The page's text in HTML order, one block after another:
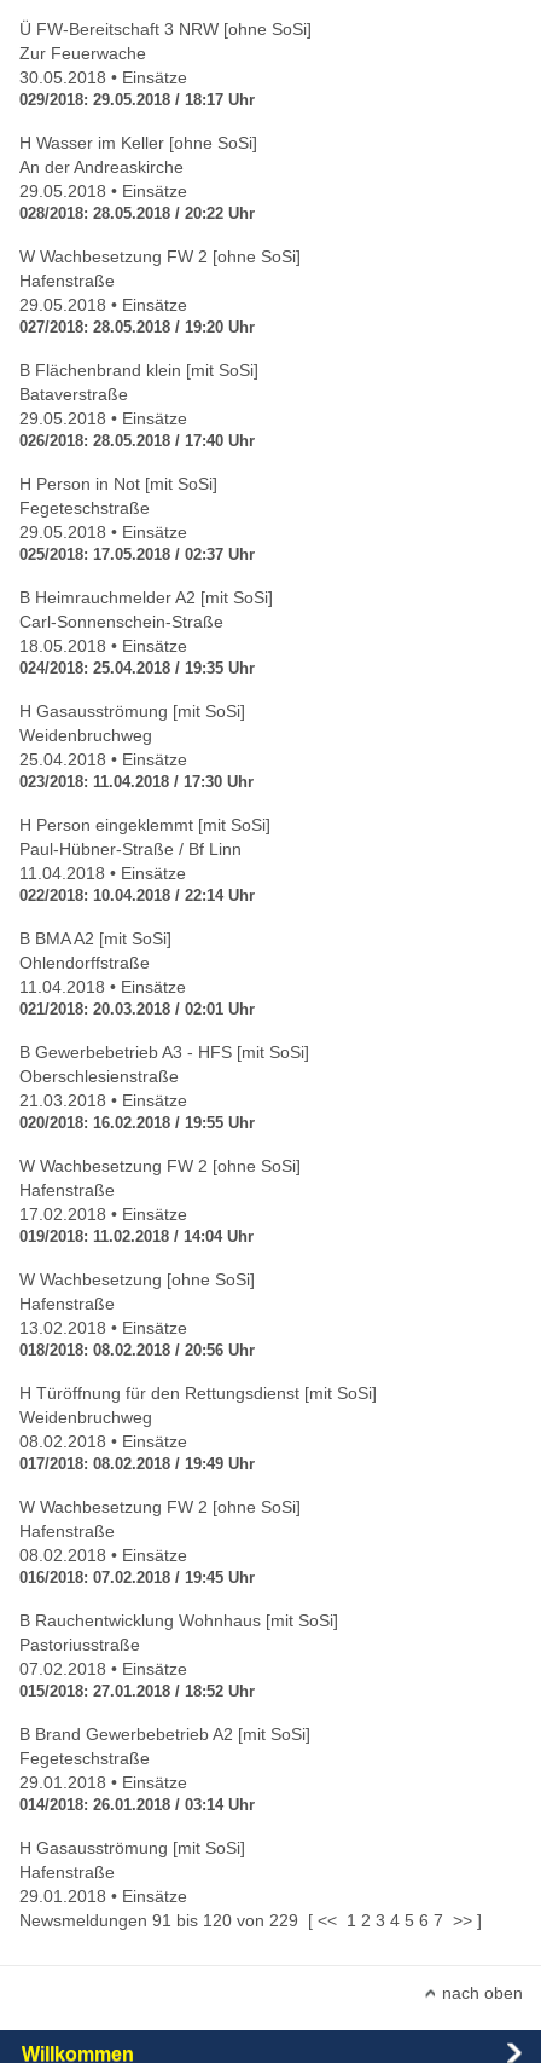
Ü FW-Bereitschaft 3 NRW [ohne SoSi]
Zur Feuerwache
30.05.2018 • Einsätze
029/2018: 29.05.2018 / 18:17 Uhr
H Wasser im Keller [ohne SoSi]
An der Andreaskirche
29.05.2018 • Einsätze
028/2018: 28.05.2018 / 20:22 Uhr
W Wachbesetzung FW 2 [ohne SoSi]
Hafenstraße
29.05.2018 • Einsätze
027/2018: 28.05.2018 / 19:20 Uhr
B Flächenbrand klein [mit SoSi]
Bataverstraße
29.05.2018 • Einsätze
026/2018: 28.05.2018 / 17:40 Uhr
H Person in Not [mit SoSi]
Fegeteschstraße
29.05.2018 • Einsätze
025/2018: 17.05.2018 / 02:37 Uhr
B Heimrauchmelder A2 [mit SoSi]
Carl-Sonnenschein-Straße
18.05.2018 • Einsätze
024/2018: 25.04.2018 / 19:35 Uhr
H Gasausströmung [mit SoSi]
Weidenbruchweg
25.04.2018 • Einsätze
023/2018: 11.04.2018 / 17:30 Uhr
H Person eingeklemmt [mit SoSi]
Paul-Hübner-Straße / Bf Linn
11.04.2018 • Einsätze
022/2018: 10.04.2018 / 22:14 Uhr
B BMA A2 [mit SoSi]
Ohlendorffstraße
11.04.2018 • Einsätze
021/2018: 20.03.2018 / 02:01 Uhr
B Gewerbebetrieb A3 - HFS [mit SoSi]
Oberschlesienstraße
21.03.2018 • Einsätze
020/2018: 16.02.2018 / 19:55 Uhr
W Wachbesetzung FW 2 [ohne SoSi]
Hafenstraße
17.02.2018 • Einsätze
019/2018: 11.02.2018 / 14:04 Uhr
W Wachbesetzung [ohne SoSi]
Hafenstraße
13.02.2018 • Einsätze
018/2018: 08.02.2018 / 20:56 Uhr
H Türöffnung für den Rettungsdienst [mit SoSi]
Weidenbruchweg
08.02.2018 • Einsätze
017/2018: 08.02.2018 / 19:49 Uhr
W Wachbesetzung FW 2 [ohne SoSi]
Hafenstraße
08.02.2018 • Einsätze
016/2018: 07.02.2018 / 19:45 Uhr
B Rauchentwicklung Wohnhaus [mit SoSi]
Pastoriusstraße
07.02.2018 • Einsätze
015/2018: 27.01.2018 / 18:52 Uhr
B Brand Gewerbebetrieb A2 [mit SoSi]
Fegeteschstraße
29.01.2018 • Einsätze
014/2018: 26.01.2018 / 03:14 Uhr
H Gasausströmung [mit SoSi]
Hafenstraße
29.01.2018 • Einsätze
Newsmeldungen 91 bis 120 von 229 [ << 1 2 3 4 5 6 7 >> ]
nach oben
Willkommen